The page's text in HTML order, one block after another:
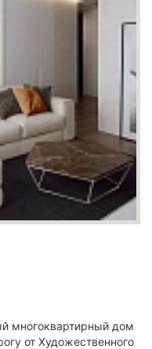
многоквартирный дом
от Художественного